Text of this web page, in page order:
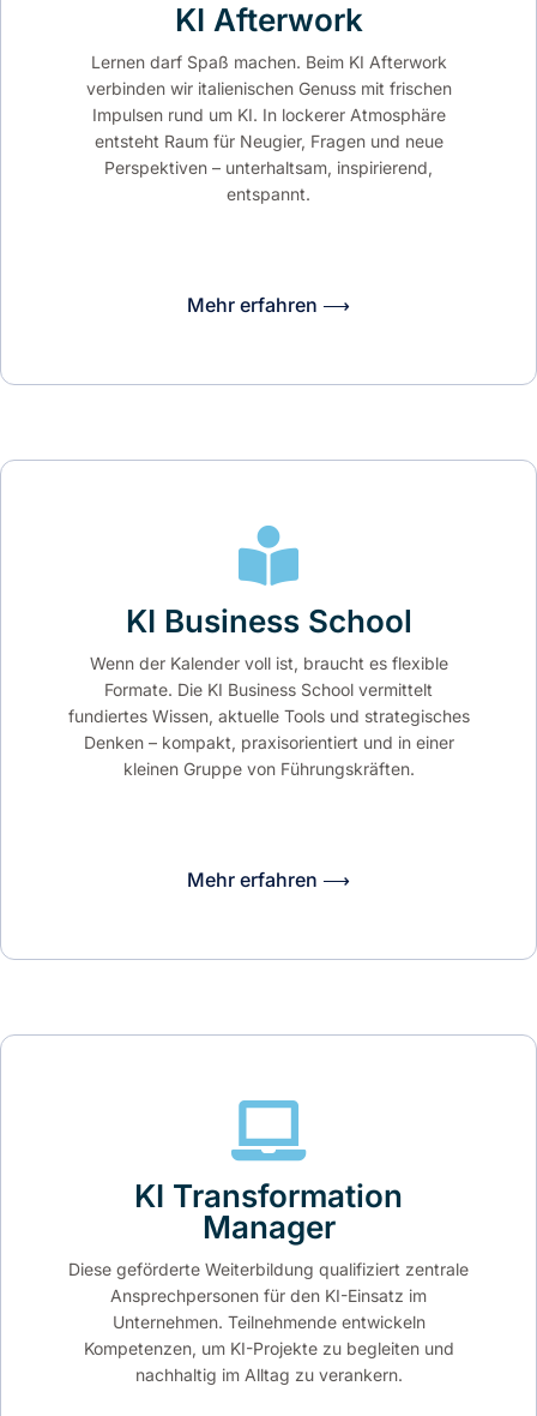
KI Afterwork
Lernen darf Spaß machen. Beim KI Afterwork
verbinden wir italienischen Genuss mit frischen
Impulsen rund um KI. In lockerer Atmosphäre
entsteht Raum für Neugier, Fragen und neue
Perspektiven – unterhaltsam, inspirierend,
entspannt.
Mehr erfahren ⟶
KI Business School
Wenn der Kalender voll ist, braucht es flexible
Formate. Die KI Business School vermittelt
fundiertes Wissen, aktuelle Tools und strategisches
Denken – kompakt, praxisorientiert und in einer
kleinen Gruppe von Führungskräften.
Mehr erfahren ⟶
KI Transformation
Manager
Diese geförderte Weiterbildung qualifiziert zentrale
Ansprechpersonen für den KI-Einsatz im
Unternehmen. Teilnehmende entwickeln
Kompetenzen, um KI-Projekte zu begleiten und
nachhaltig im Alltag zu verankern.